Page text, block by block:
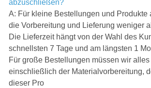
abzuschließen?
A: Für kleine Bestellungen und Produkte
die Vorbereitung und Lieferung weniger
Die Lieferzeit hängt von der Wahl des
schnellsten 7 Tage und am längsten 1
Für große Bestellungen müssen wir
einschließlich der Materialvorbereitung,
dieser Pro